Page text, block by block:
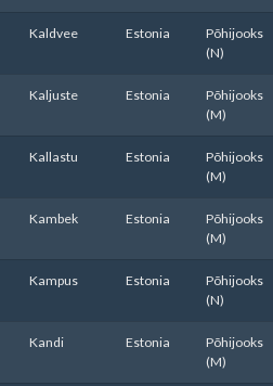
Kaldvee Estonia
Põhijooks
(N)
Kaljuste Estonia
Põhijooks
(M)
Kallastu Estonia
Põhijooks
(M)
Kambek Estonia
Põhijooks
(M)
Kampus Estonia
Põhijooks
(N)
Kandi Estonia
Põhijooks
(M)